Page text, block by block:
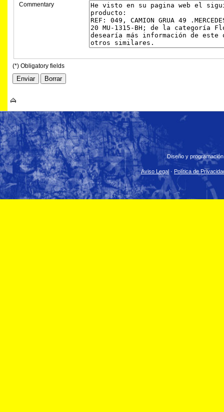
Commentary
(*) Obligatory fields
Diseño y
Aviso Legal · Política de